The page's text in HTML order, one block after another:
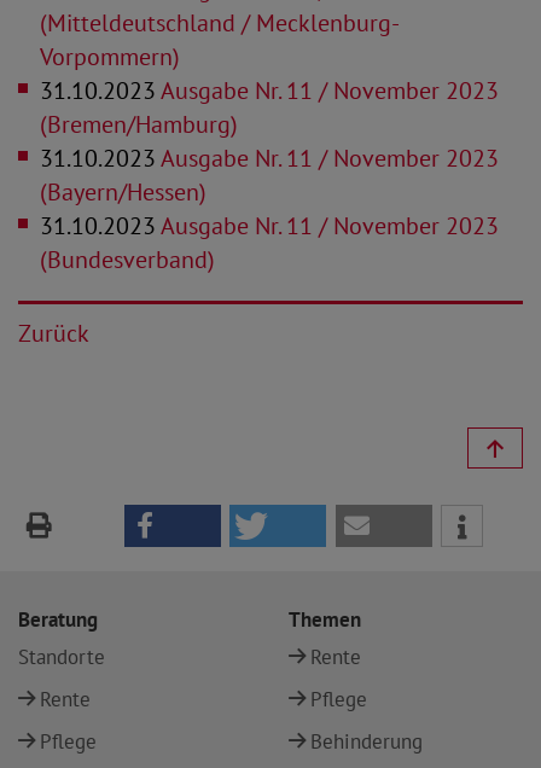
(Mitteldeutschland / Mecklenburg-
Vorpommern)
31.10.2023Ausgabe Nr. 11 / November 2023
(Bremen/Hamburg)
31.10.2023Ausgabe Nr. 11 / November 2023
(Bayern/Hessen)
31.10.2023Ausgabe Nr. 11 / November 2023
(Bundesverband)
Zurück
Beratung
Standorte
Rente
Pflege
Themen
Rente
Pflege
Behinderung